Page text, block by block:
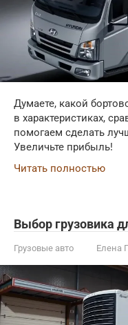
Думаете, какой
в характеристиках,
помогаем сделать
Увеличьте прибыль!
Читать полностью
Выбор грузовика
Грузовые авто Елена